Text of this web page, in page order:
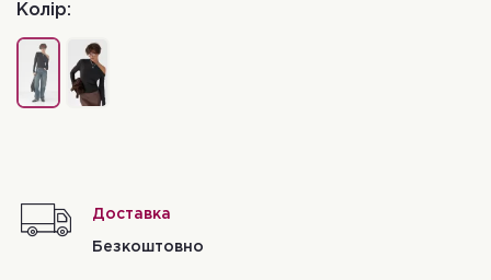
Колір:
Доставка
Безкоштовно